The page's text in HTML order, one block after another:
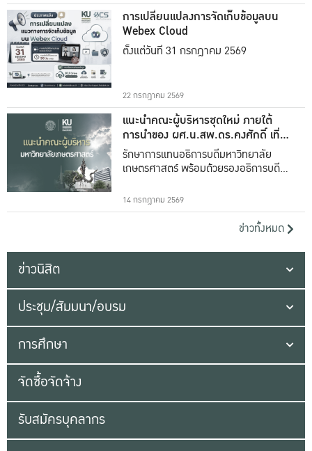
การเปลี่ยนแปลงการจัดเก็บข้อมูลบน
Webex Cloud
ตั้งแต่วันที่ 31 กรกฎาคม 2569
22 กรกฎาคม 2569
แนะนำคณะผู้บริหารชุดใหม่ ภายใต้
การนำของ ผศ.น.สพ.ดร.คงศักดิ์ เที่ยง
ธรรม
รักษาการแทนอธิการบดีมหาวิทยาลัย
เกษตรศาสตร์ พร้อมด้วยรองอธิการบดีทั้ง
14 กรกฎาคม 2569
ข่าวทั้งหมด
ข่าวนิสิต
ประชุม/สัมมนา/อบรม
การศึกษา
จัดซื้อจัดจ้าง
รับสมัครบุคลากร